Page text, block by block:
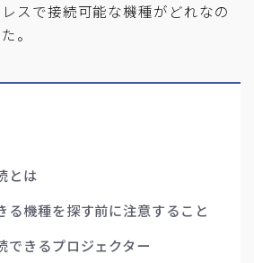
スで接続可能な機種がどれなの
。
とは
る機種を探す前に注意すること
できるプロジェクター